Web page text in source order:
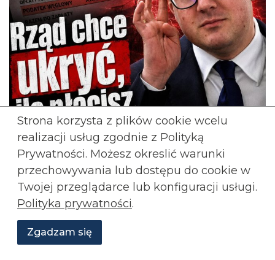
Strona korzysta z plików cookie wcelu
realizacji usług zgodnie z Polityką
Prywatności. Możesz okreslić warunki
przechowywania lub dostępu do cookie w
Twojej przeglądarce lub konfiguracji usługi.
Polityka prywatności.
Zgadzam się